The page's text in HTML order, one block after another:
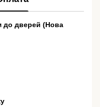
до дверей (Нова